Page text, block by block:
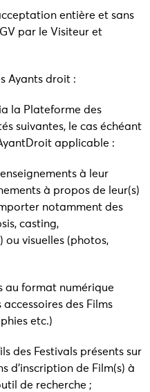
entière et sans
par le Visiteur et
Ayants droit :
la Plateforme des
suivantes, le cas échéant
applicable :
à leur
à propos de leur(s)
notamment des
casting,
visuelles (photos,
format numérique
des Films
etc.)
Festivals présents sur
d’inscription de Film(s) à
de recherche ;